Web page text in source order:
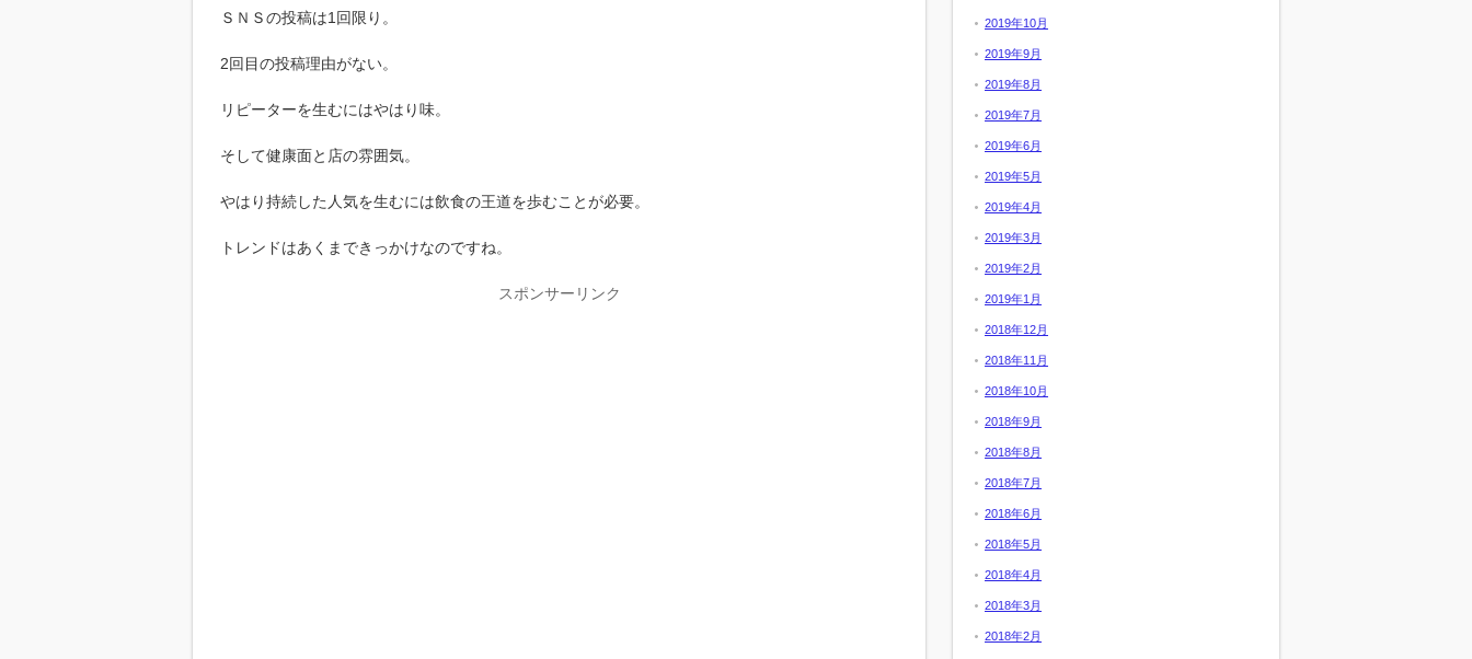
ＳＮＳの投稿は1回限り。
2回目の投稿理由がない。
リピーターを生むにはやはり味。
そして健康面と店の雰囲気。
やはり持続した人気を生むには飲食の王道を歩むことが必要。
トレンドはあくまできっかけなのですね。
スポンサーリンク
2019年10月
2019年9月
2019年8月
2019年7月
2019年6月
2019年5月
2019年4月
2019年3月
2019年2月
2019年1月
2018年12月
2018年11月
2018年10月
2018年9月
2018年8月
2018年7月
2018年6月
2018年5月
2018年4月
2018年3月
2018年2月